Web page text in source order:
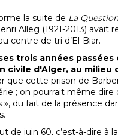
la suite de La Question
Alleg (1921-2013) avait
centre de tri d’El-Biar.
trois années
civile d'Alger, au
que cette prison de
; on pourrait même dire
du fait de la présence
de juin 60, c’est-à-dire à